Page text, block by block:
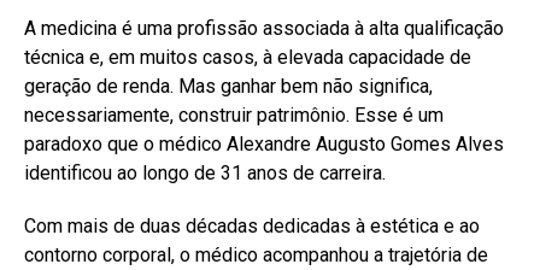
A medicina é uma profissão associada à alta qualificação
técnica e, em muitos casos, à elevada capacidade de
geração de renda. Mas ganhar bem não significa,
necessariamente, construir patrimônio. Esse é um
paradoxo que o médico Alexandre Augusto Gomes Alves
identificou ao longo de 31 anos de carreira.
Com mais de duas décadas dedicadas à estética e ao
contorno corporal, o médico acompanhou a trajetória de